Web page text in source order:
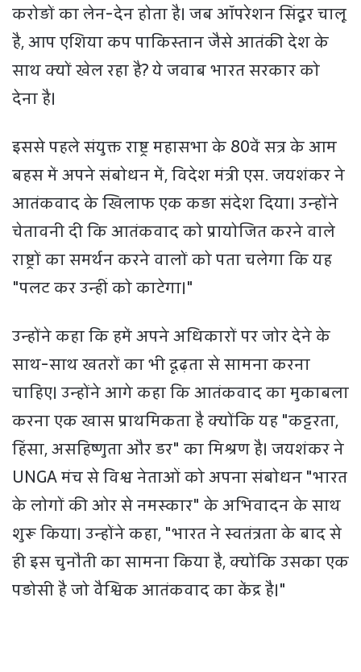
करोड़ों का लेन-देन होता है। जब ऑपरेशन सिंदूर चालू
है, आप एशिया कप पाकिस्तान जैसे आतंकी देश के
साथ क्यों खेल रहा है? ये जवाब भारत सरकार को
देना है।
इससे पहले संयुक्त राष्ट्र महासभा के 80वें सत्र के आम
बहस में अपने संबोधन में, विदेश मंत्री एस. जयशंकर ने
आतंकवाद के खिलाफ एक कड़ा संदेश दिया। उन्होंने
चेतावनी दी कि आतंकवाद को प्रायोजित करने वाले
राष्ट्रों का समर्थन करने वालों को पता चलेगा कि यह
"पलट कर उन्हीं को काटेगा।"
उन्होंने कहा कि हमें अपने अधिकारों पर जोर देने के
साथ-साथ खतरों का भी दृढ़ता से सामना करना
चाहिए। उन्होंने आगे कहा कि आतंकवाद का मुकाबला
करना एक खास प्राथमिकता है क्योंकि यह "कट्टरता,
हिंसा, असहिष्णुता और डर" का मिश्रण है। जयशंकर ने
UNGA मंच से विश्व नेताओं को अपना संबोधन "भारत
के लोगों की ओर से नमस्कार" के अभिवादन के साथ
शुरू किया। उन्होंने कहा, "भारत ने स्वतंत्रता के बाद से
ही इस चुनौती का सामना किया है, क्योंकि उसका एक
पड़ोसी है जो वैश्विक आतंकवाद का केंद्र है।"